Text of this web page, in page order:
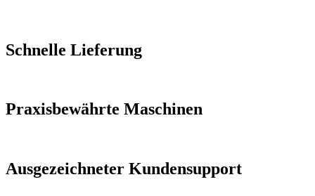
Schnelle Lieferung
Praxisbewährte Maschinen
Ausgezeichneter Kundensupport